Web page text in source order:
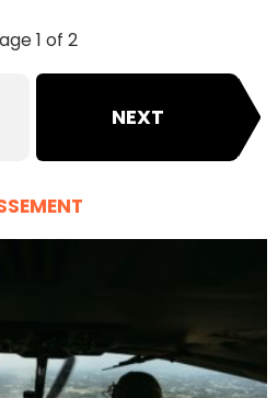
1 of 2
NEXT